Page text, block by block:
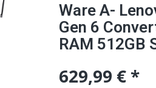
Ware A-
Gen 6
RAM 512GB
629,99 € *